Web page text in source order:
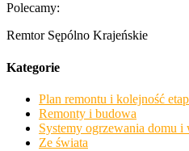
Polecamy:
Remtor Sępólno Krajeńskie
Kategorie
Plan remontu i kolejność
Remonty i budowa
Systemy ogrzewania domu
Ze świata